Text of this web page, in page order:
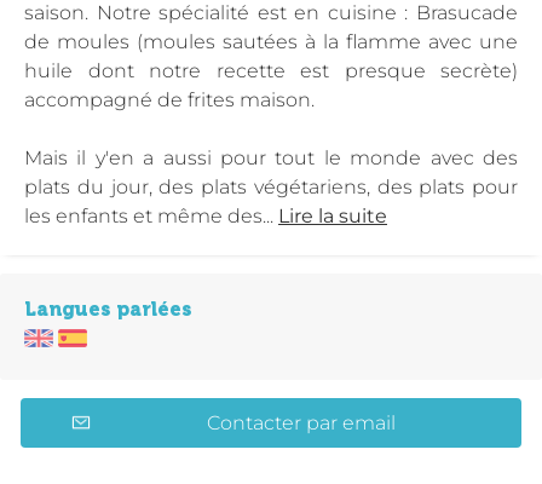
saison. Notre spécialité est en cuisine : Brasucade
de moules (moules sautées à la flamme avec une
huile dont notre recette est presque secrète)
accompagné de frites maison.
Mais il y'en a aussi pour tout le monde avec des
plats du jour, des plats végétariens, des plats pour
les enfants et même des... Lire la suite
Langues parlées
Contacter par email